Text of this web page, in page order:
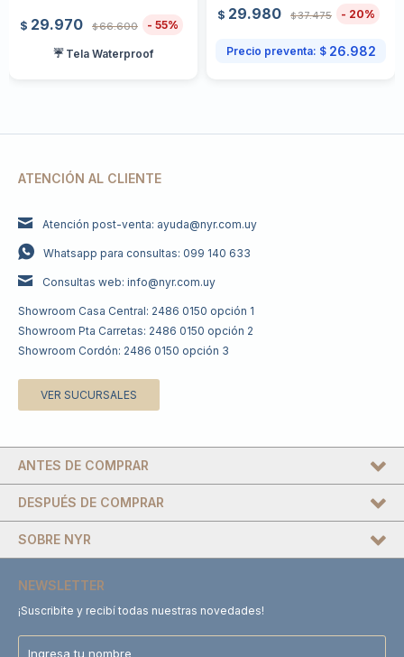
$ 29.970 $66.600 55
☔ Tela Waterproof
$ 29.980 $37.475 20
Precio preventa: $ 26.982
ATENCIÓN AL CLIENTE
Atención post-venta: ayuda@nyr.com.uy
Whatsapp para consultas: 099 140 633
Consultas web: info@nyr.com.uy
Showroom Casa Central: 2486 0150 opción 1
Showroom Pta Carretas: 2486 0150 opción 2
Showroom Cordón: 2486 0150 opción 3
VER SUCURSALES
DESPUÉS DE COMPRAR
SOBRE NYR
ANTES DE COMPRAR
NEWSLETTER
¡Suscribite y recibí todas nuestras novedades!